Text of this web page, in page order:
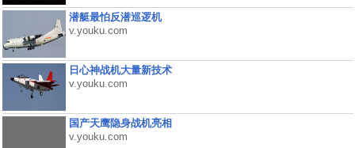
潜艇最怕反潜巡逻机
v.youku.com
日心神战机大量新技术
v.youku.com
国产天鹰隐身战机亮相
v.youku.com